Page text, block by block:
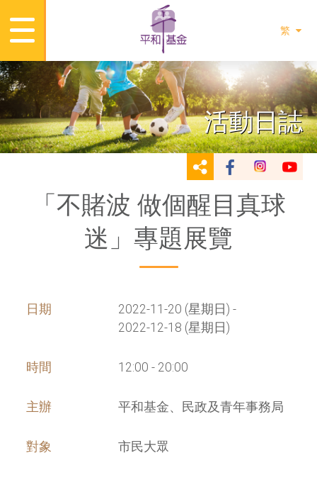
繁
活動日誌
「不賭波 做個醒目真球
迷」專題展覽
日期
2022-11-20 (星期日) -
2022-12-18 (星期日)
時間 12:00 - 20:00
主辦 平和基金、民政及青年事務局
對象 市民大眾